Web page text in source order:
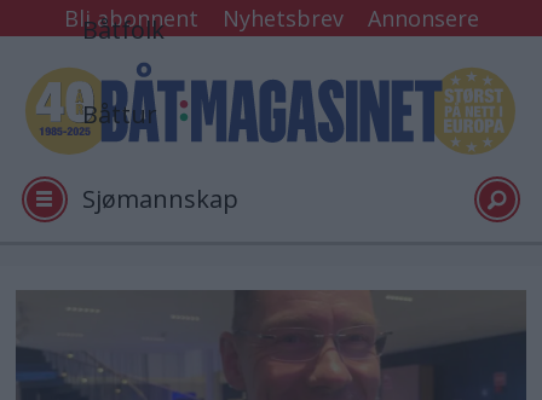
Bli abonnent Nyhetsbrev Annonsere
Båtfolk
Båttur
Sjømannskap
Tester
Arkiv